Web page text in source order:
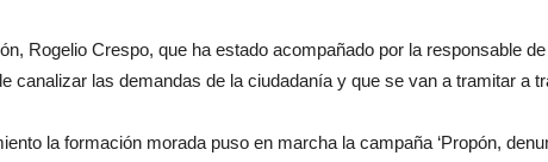
Rogelio Crespo, que ha estado acompañado por la responsable
canalizar las demandas de la ciudadanía y que se van a tramitar a
la formación morada puso en marcha la campaña ‘Propón,